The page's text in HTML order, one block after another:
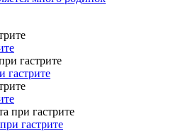
гастрите
гастрите